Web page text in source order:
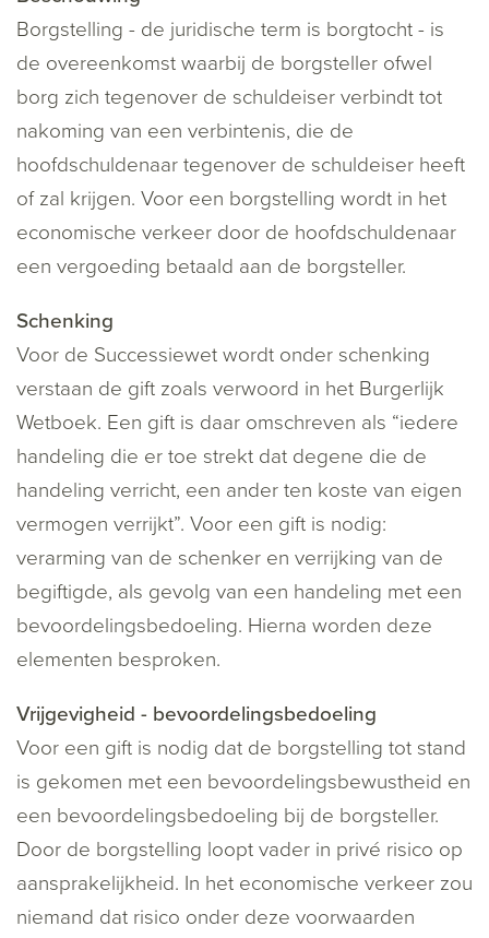
Borgstelling - de juridische term is borgtocht - is
de overeenkomst waarbij de borgsteller ofwel
borg zich tegenover de schuldeiser verbindt tot
nakoming van een verbintenis, die de
hoofdschuldenaar tegenover de schuldeiser heeft
of zal krijgen. Voor een borgstelling wordt in het
economische verkeer door de hoofdschuldenaar
een vergoeding betaald aan de borgsteller.
Schenking
Voor de Successiewet wordt onder schenking
verstaan de gift zoals verwoord in het Burgerlijk
Wetboek. Een gift is daar omschreven als “iedere
handeling die er toe strekt dat degene die de
handeling verricht, een ander ten koste van eigen
vermogen verrijkt”. Voor een gift is nodig:
verarming van de schenker en verrijking van de
begiftigde, als gevolg van een handeling met een
bevoordelingsbedoeling. Hierna worden deze
elementen besproken.
Vrijgevigheid - bevoordelingsbedoeling
Voor een gift is nodig dat de borgstelling tot stand
is gekomen met een bevoordelingsbewustheid en
een bevoordelingsbedoeling bij de borgsteller.
Door de borgstelling loopt vader in privé risico op
aansprakelijkheid. In het economische verkeer zou
niemand dat risico onder deze voorwaarden